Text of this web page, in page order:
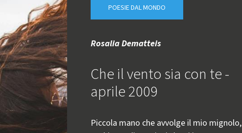
POESIE DAL MONDO
Rosalia Dematteis
Che il vento sia con te -
aprile 2009
Piccola mano che avvolge il mio mignolo,